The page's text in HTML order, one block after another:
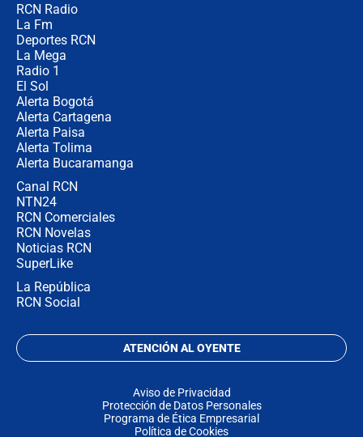
RCN Radio
La Fm
Deportes RCN
La Mega
Radio 1
El Sol
Alerta Bogotá
Alerta Cartagena
Alerta Paisa
Alerta Tolima
Alerta Bucaramanga
Canal RCN
NTN24
RCN Comerciales
RCN Novelas
Noticias RCN
SuperLike
La República
RCN Social
ATENCIÓN AL OYENTE
Aviso de Privacidad
Protección de Datos Personales
Programa de Ética Empresarial
Política de Cookies